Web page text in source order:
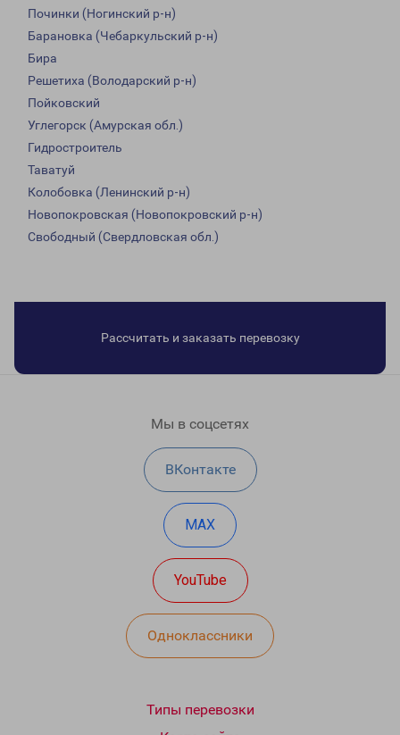
Починки (Ногинский р-н)
Барановка (Чебаркульский р-н)
Бира
Решетиха (Володарский р-н)
Пойковский
Углегорск (Амурская обл.)
Гидростроитель
Таватуй
Колобовка (Ленинский р-н)
Новопокровская (Новопокровский р-н)
Свободный (Свердловская обл.)
Рассчитать и заказать перевозку
Мы в соцсетях
ВКонтакте
MAX
YouTube
Одноклассники
Типы перевозки